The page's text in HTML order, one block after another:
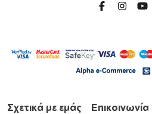
Σχετικά με εμάς Επικοινωνία